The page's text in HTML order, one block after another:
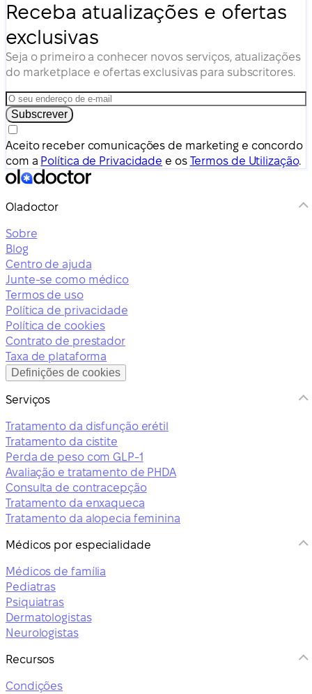
Receba atualizações e ofertas
exclusivas
Seja o primeiro a conhecer novos serviços, atualizações
do marketplace e ofertas exclusivas para subscritores.
Subscrever
Aceito receber comunicações de marketing e concordo
com a Política de Privacidade e os Termos de Utilização.
Oladoctor
Sobre
Blog
Centro de ajuda
Junte-se como médico
Termos de uso
Política de privacidade
Política de cookies
Contrato de prestador
Taxa de plataforma
Definições de cookies
Serviços
Tratamento da disfunção erétil
Tratamento da cistite
Perda de peso com GLP-1
Avaliação e tratamento de PHDA
Consulta de contracepção
Tratamento da enxaqueca
Tratamento da alopecia feminina
Médicos por especialidade
Médicos de família
Pediatras
Psiquiatras
Dermatologistas
Neurologistas
Recursos
Condições